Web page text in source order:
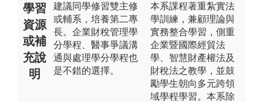
學習
資源
或補
充說
明
建議同學修習雙主修
或輔系，培養第二專
長。企業財稅管理學
分學程、醫事爭議溝
通與處理學分學程也
是不錯的選擇。
本系課程著重紮實法
學訓練，兼顧理論與
實務整合學習，側重
企業暨國際經貿法
學、智慧財產權法及
財稅法之教學，並鼓
勵學生朝向多元跨領
域學程學習。本系除